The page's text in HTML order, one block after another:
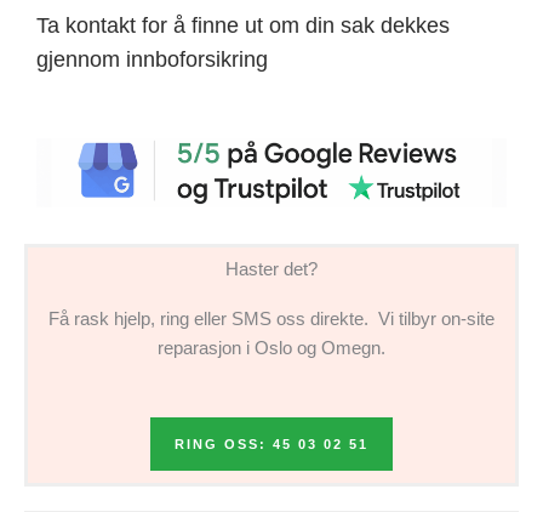
Ta kontakt for å finne ut om din sak dekkes
gjennom innboforsikring
Haster det?
Få rask hjelp, ring eller SMS oss direkte. Vi tilbyr on-site
reparasjon i Oslo og Omegn.
RING OSS: 45 03 02 51